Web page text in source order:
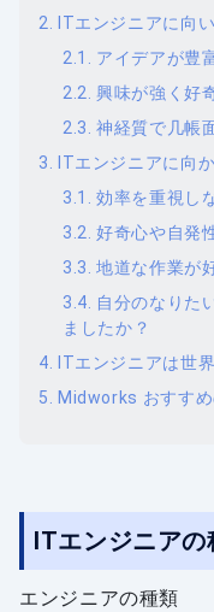
ITエンジニアに向
アイデアが豊
興味が強く好
神経質で几帳
ITエンジニアに向
効率を重視し
好奇心や自発
地道な作業が
自分のなりた
ましたか？
ITエンジニアは世
Midworks おすすめ
ITエンジニアの
エンジニアの種類